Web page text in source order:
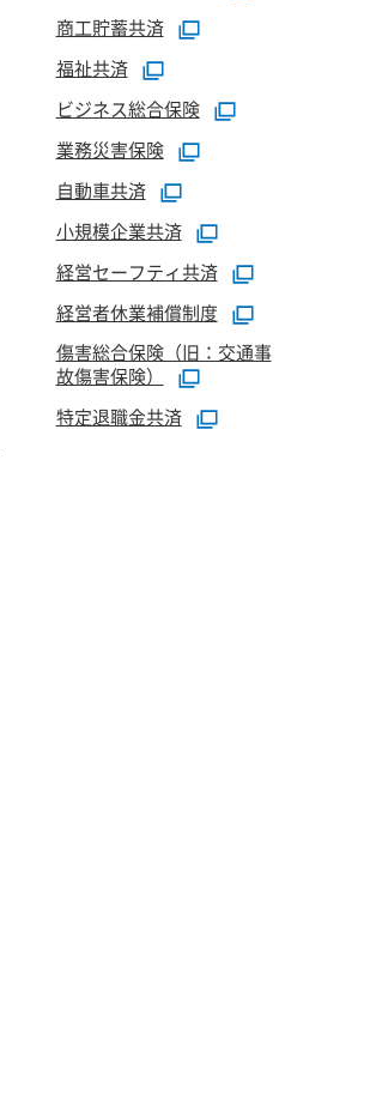
商工貯蓄共済
福祉共済
ビジネス総合保険
業務災害保険
自動車共済
小規模企業共済
経営セーフティ共済
経営者休業補償制度
傷害総合保険（旧：交通事
故傷害保険）
特定退職金共済